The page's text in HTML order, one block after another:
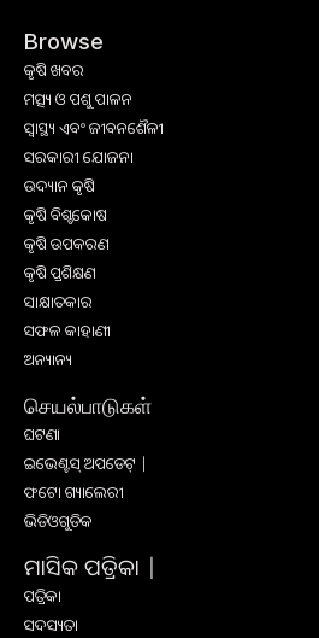
Browse
କୃଷି ଖବର
ମତ୍ସ୍ୟ ଓ ପଶୁ ପାଳନ
ସ୍ୱାସ୍ଥ୍ୟ ଏବଂ ଜୀବନଶୈଳୀ
ସରକାରୀ ଯୋଜନା
ଉଦ୍ୟାନ କୃଷି
କୃଷି ବିଶ୍ବକୋଷ
କୃଷି ଉପକରଣ
କୃଷି ପ୍ରଶିକ୍ଷଣ
ସାକ୍ଷାତକାର
ସଫଳ କାହାଣୀ
ଅନ୍ୟାନ୍ୟ
செயல்பாடுகள்
ଘଟଣା
ଇଭେଣ୍ଟସ୍ ଅପଡେଟ୍ |
ଫଟୋ ଗ୍ୟାଲେରୀ
ଭିଡିଓଗୁଡିକ
ମାସିକ ପତ୍ରିକା |
ପତ୍ରିକା
ସଦସ୍ୟତା